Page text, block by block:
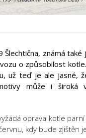
Šlechtična, známá
o způsobilost
už teď je ale jasné,
může i
oprava kotle
kdy bude zjištěn